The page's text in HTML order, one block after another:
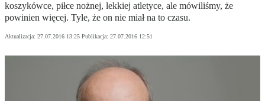
koszykówce, piłce nożnej, lekkiej atletyce, ale mówiliśmy, że
powinien więcej. Tyle, że on nie miał na to czasu.
Aktualizacja: 27.07.2016 13:25 Publikacja: 27.07.2016 12:51